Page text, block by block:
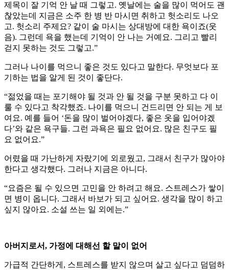
제목이 잘 기억 안 날 때 그렇고. 옛날에는 술을 많이 먹어도 괜
찮았는데 지금은 소주 한 병 반 마시면 취하고 헛소리도 나오
고. 헛소리 주제요? 같이 술 마시는 상대방에 대한 욕이죠(웃
음). 그런데 욕을 했는데 기억이 안 나는 거예요. 그리고 빨리
걷지 못하는 것도 그렇고.”
그러나 나이를 먹으니 좋은 것도 있다고 말한다. 무엇보다 포
기하는 법을 알게 된 것이 좋단다.
“젊었을 때는 포기해야 될 것과 안 될 것을 구분 못하고 다 이
룰 수 있다고 착각했죠. 나이를 먹으니 건드리면 안 되는 게 보
여요. 예를 들어 ‘돈을 많이 벌어야겠다, 좋은 옷을 입어야겠
다’와 같은 욕구들. 그런 과욕은 필요 없어요. 많은 친구도 필
요 없어요.”
어렸을 때 가난하게 자랐기에 외로웠고, 그래서 친구가 많아야
한다고 생각했다. 그러나 지금은 아니다.
“요즘은 될 수 있으면 고민을 안 하려고 해요. 스트레스가 쌓이
면 병이 옵니다. 그래서 바보가 되고 싶어요. 생각을 많이 하고
싶지 않아요. 소설 쓰는 일 외에는.”
아버지로서, 가정에 대해선 할 말이 없어
가급적 간단하게, 스트레스를 받지 않으며 살고 싶다고 덤덤하